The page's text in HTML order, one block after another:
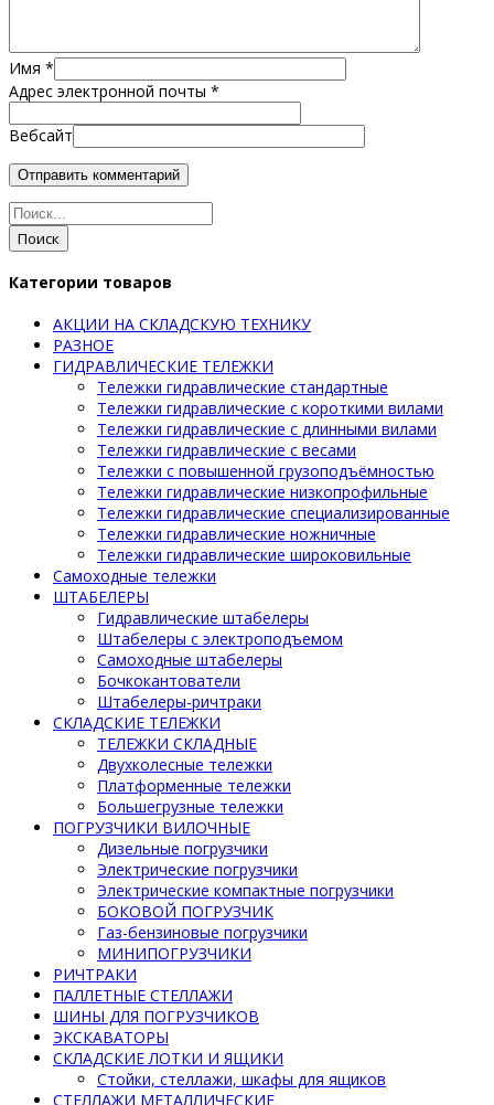
Имя *
Адрес электронной почты *
Вебсайт
Поиск
Категории товаров
АКЦИИ НА СКЛАДСКУЮ ТЕХНИКУ
РАЗНОЕ
ГИДРАВЛИЧЕСКИЕ ТЕЛЕЖКИ
Тележки гидравлические стандартные
Тележки гидравлические с короткими вилами
Тележки гидравлические с длинными вилами
Тележки гидравлические с весами
Тележки с повышенной грузоподъёмностью
Тележки гидравлические низкопрофильные
Тележки гидравлические специализированные
Тележки гидравлические ножничные
Тележки гидравлические широковильные
Самоходные тележки
ШТАБЕЛЕРЫ
Гидравлические штабелеры
Штабелеры с электроподъемом
Самоходные штабелеры
Бочкокантователи
Штабелеры-ричтраки
СКЛАДСКИЕ ТЕЛЕЖКИ
ТЕЛЕЖКИ СКЛАДНЫЕ
Двухколесные тележки
Платформенные тележки
Большегрузные тележки
ПОГРУЗЧИКИ ВИЛОЧНЫЕ
Дизельные погрузчики
Электрические погрузчики
Электрические компактные погрузчики
БОКОВОЙ ПОГРУЗЧИК
Газ-бензиновые погрузчики
МИНИПОГРУЗЧИКИ
РИЧТРАКИ
ПАЛЛЕТНЫЕ СТЕЛЛАЖИ
ШИНЫ ДЛЯ ПОГРУЗЧИКОВ
ЭКСКАВАТОРЫ
СКЛАДСКИЕ ЛОТКИ И ЯЩИКИ
Стойки, стеллажи, шкафы для ящиков
СТЕЛЛАЖИ МЕТАЛЛИЧЕСКИЕ